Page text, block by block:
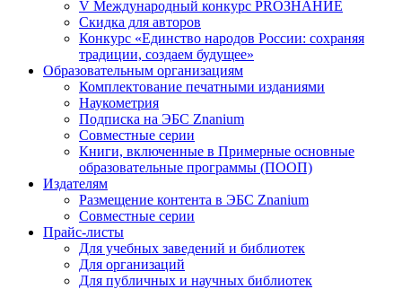
V Международный конкурс PROЗНАНИЕ
Скидка для авторов
Конкурс «Единство народов России: сохраняя
традиции, создаем будущее»
Образовательным организациям
Комплектование печатными изданиями
Наукометрия
Подписка на ЭБС Znanium
Совместные серии
Книги, включенные в Примерные основные
образовательные программы (ПООП)
Издателям
Размещение контента в ЭБС Znanium
Совместные серии
Прайс-листы
Для учебных заведений и библиотек
Для организаций
Для публичных и научных библиотек